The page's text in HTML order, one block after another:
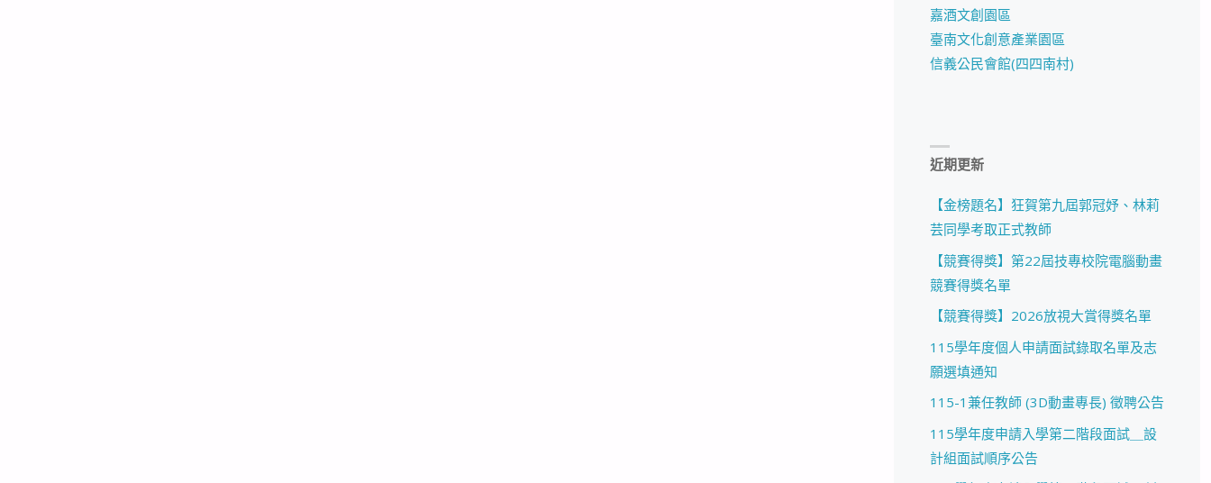
嘉酒文創園區
臺南文化創意產業園區
信義公民會館(四四南村)
近期更新
【金榜題名】狂賀第九屆郭冠妤、林莉
芸同學考取正式教師
【競賽得獎】第22屆技專校院電腦動畫
競賽得獎名單
【競賽得獎】2026放視大賞得獎名單
115學年度個人申請面試錄取名單及志
願選填通知
115-1兼任教師 (3D動畫專長) 徵聘公告
115學年度申請入學第二階段面試＿設
計組面試順序公告